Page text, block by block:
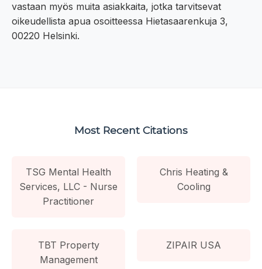
vastaan myös muita asiakkaita, jotka tarvitsevat
oikeudellista apua osoitteessa Hietasaarenkuja 3,
00220 Helsinki.
Most Recent Citations
TSG Mental Health
Services, LLC - Nurse
Practitioner
Chris Heating &
Cooling
TBT Property
Management
ZIPAIR USA